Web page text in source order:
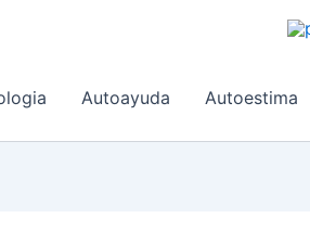
Autoayuda Autoestima